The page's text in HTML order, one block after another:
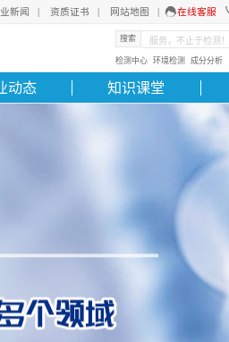
新闻 | 资质证书 | 网站地图 | 在线客服
搜索
检测中心 环境检测 成分分析
动态 知识课堂